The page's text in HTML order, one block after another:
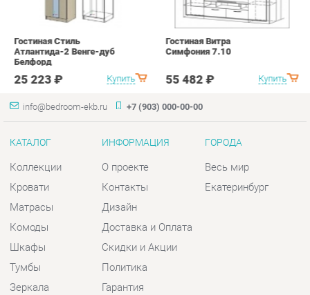
info@bedroom-ekb.ru +7 (903) 000-00-00
КАТАЛОГ
Матрасы
Шкафы
Тумбы
Зеркала
Столы
Мягкая мебель
Комплектующие
ИНФОРМАЦИЯ
О проекте
Дизайн
Скидки и Акции
Политика
Гарантия
Помощь
ГОРОДА